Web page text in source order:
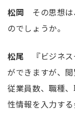
松岡 その思想は
のでしょうか。
松尾 『ビジネス
ができますが、
従業員数、職種
性情報を入力する